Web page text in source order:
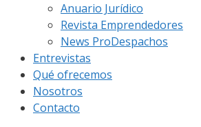
Anuario Jurídico
Revista Emprendedores
News ProDespachos
Entrevistas
Qué ofrecemos
Nosotros
Contacto